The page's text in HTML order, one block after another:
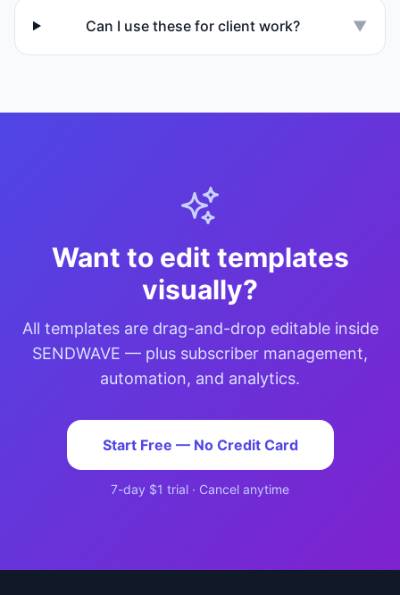
Can I use these for client work? ▼
Want to edit templates
visually?
All templates are drag-and-drop editable inside
SENDWAVE — plus subscriber management,
automation, and analytics.
Start Free — No Credit Card
7-day $1 trial · Cancel anytime